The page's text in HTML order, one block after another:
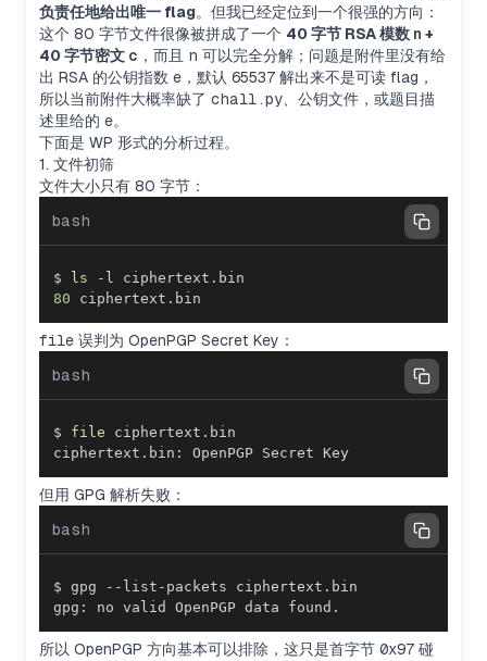
负责任地给出唯一 flag。但我已经定位到一个很强的方向：
这个 80 字节文件很像被拼成了一个 40 字节 RSA 模数 n +
40 字节密文 c ，而且 n 可以完全分解；问题是附件里没有给
出 RSA 的公钥指数 e ，默认 65537 解出来不是可读 flag，
所以当前附件大概率缺了 chall.py 、公钥文件，或题目描
述里给的 e。
下面是 WP 形式的分析过程。
1. 文件初筛
文件大小只有 80 字节：
bash
$ ls
80 ciphertext.bin
file 误判为 OpenPGP Secret Key：
bash
$ file
ciphertext.bin: OpenPGP Secret Key
但用 GPG 解析失败：
bash
gpg: no valid OpenPGP data found.
所以 OpenPGP 方向基本可以排除，这只是首字节 0x97 碰